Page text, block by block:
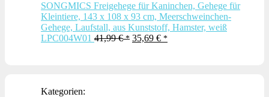
SONGMICS Freigehege für Kaninchen, Gehege für
Kleintiere, 143 x 108 x 93 cm, Meerschweinchen-
Gehege, Laufstall, aus Kunststoff, Hamster, weiß
LPC004W01 41,99€
Ursprünglicher
35,69 € Aktueller
Kategorien: